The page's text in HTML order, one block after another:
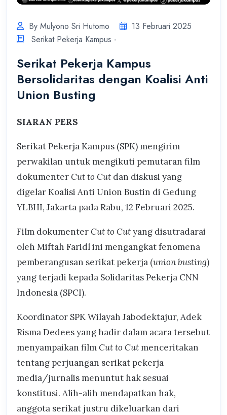
By Mulyono Sri Hutomo
13 Februari 2025
Serikat Pekerja Kampus -
Serikat Pekerja Kampus
Bersolidaritas dengan Koalisi Anti
Union Busting
SIARAN PERS
Serikat Pekerja Kampus (SPK) mengirim
perwakilan untuk mengikuti pemutaran film
dokumenterCut to Cut dan diskusi yang
digelar Koalisi Anti Union Bustin di Gedung
YLBHI, Jakarta pada Rabu, 12 Februari 2025.
Film dokumenterCut to Cutyang disutradarai
oleh Miftah Faridl ini mengangkat fenomena
pemberangusan serikat pekerja (union busting)
yang terjadi kepada Solidaritas Pekerja CNN
Indonesia (SPCI).
Koordinator SPK Wilayah Jabodektajur, Adek
Risma Dedees yang hadir dalam acara tersebut
menyampaikan filmCut to Cut menceritakan
tentang perjuangan serikat pekerja
media/jurnalis menuntut hak sesuai
konstitusi. Alih-alih mendapatkan hak,
anggota serikat justru dikeluarkan dari